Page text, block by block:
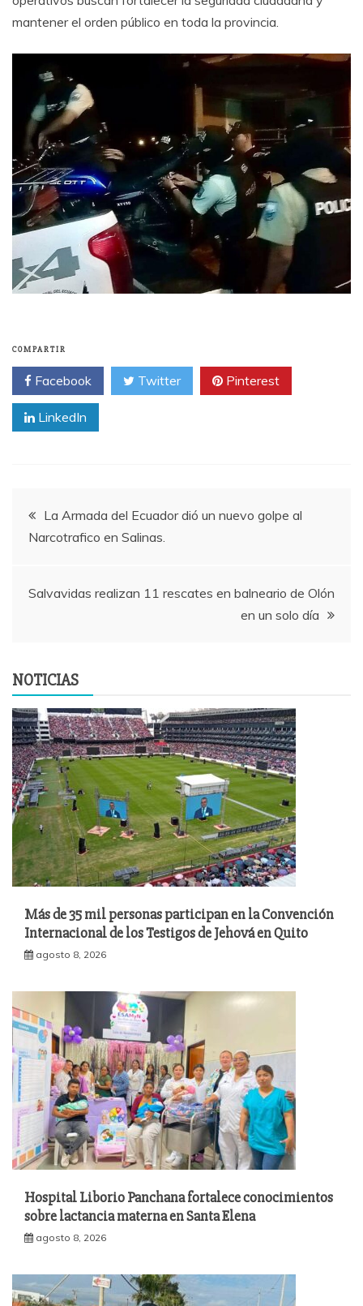
mantener el orden público en toda la provincia.
COMPARTIR
Facebook Twitter Pinterest
LinkedIn
Navegación
entradas
La Armada del Ecuador dió un nuevo golpe al
Narcotrafico en Salinas.
Salvavidas realizan 11 rescates en balneario de Olón
en un solo día
NOTICIAS
Más de 35 mil personas participan en la Convención
Internacional de los Testigos de Jehová en Quito
agosto 8, 2026
Hospital Liborio Panchana fortalece conocimientos
sobre lactancia materna en Santa Elena
agosto 8, 2026